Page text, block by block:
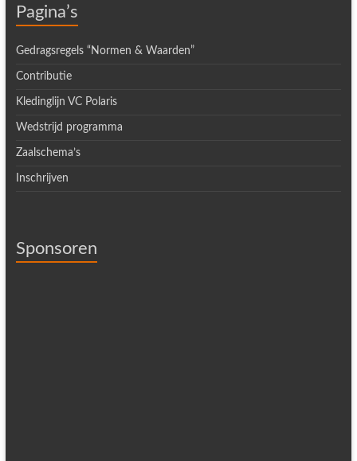
Pagina’s
Gedragsregels “Normen & Waarden”
Contributie
Kledinglijn VC Polaris
Wedstrijd programma
Zaalschema’s
Inschrijven
Sponsoren